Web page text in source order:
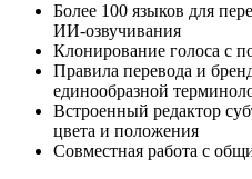
Более 100 языков для
ИИ-озвучивания
Клонирование голоса с
Правила перевода и
единообразной
Встроенный редактор
цвета и положения
Совместная работа с